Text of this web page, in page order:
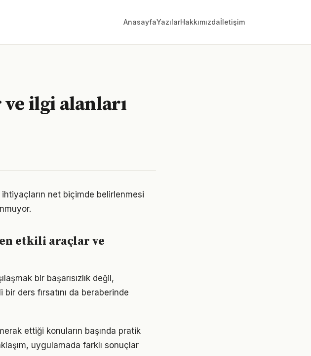
AnasayfaYazılarHakkımızdaİletişim
ilgi alanları
net biçimde belirlenmesi
etkili araçlar ve
bir başarısızlık değil,
ders fırsatını da beraberinde
ettiği konuların başında pratik
uygulamada farklı sonuçlar